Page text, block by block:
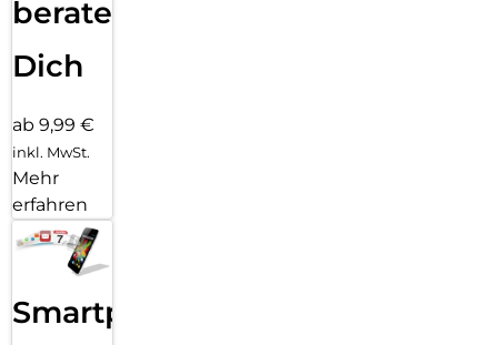
beraten
Dich
ab 9,99 €
inkl. MwSt.
Mehr
erfahren
Smartphone